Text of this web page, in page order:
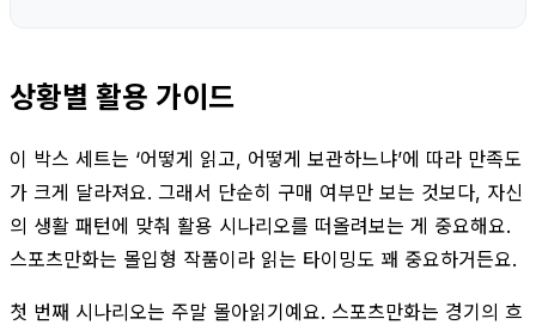
상황별 활용 가이드
이 박스 세트는 ‘어떻게 읽고, 어떻게 보관하느냐’에 따라 만족도
가 크게 달라져요. 그래서 단순히 구매 여부만 보는 것보다, 자신
의 생활 패턴에 맞춰 활용 시나리오를 떠올려보는 게 중요해요.
스포츠만화는 몰입형 작품이라 읽는 타이밍도 꽤 중요하거든요.
첫 번째 시나리오는 주말 몰아읽기예요. 스포츠만화는 경기의 흐